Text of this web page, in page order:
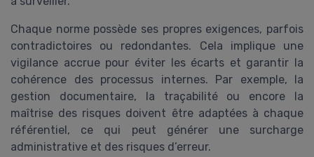
Chaque norme possède ses propres exigences, parfois
contradictoires ou redondantes. Cela implique une
vigilance accrue pour éviter les écarts et garantir la
cohérence des processus internes. Par exemple, la
gestion documentaire, la traçabilité ou encore la
maîtrise des risques doivent être adaptées à chaque
référentiel, ce qui peut générer une surcharge
administrative et des risques d’erreur.